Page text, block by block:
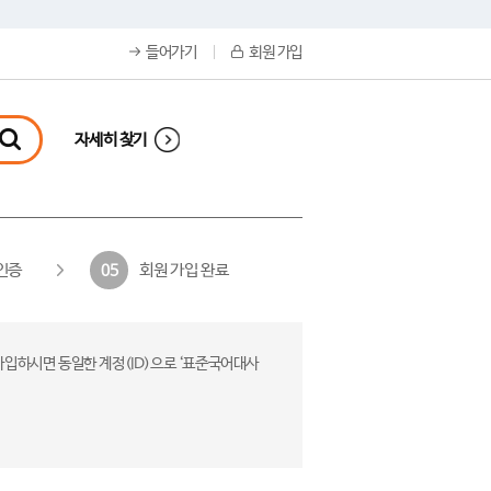
들어가기 회원 가입
자세히 찾기
증 05 회원 가입 완료
하시면 동일한 계정(ID)으로 ‘표준국어대사